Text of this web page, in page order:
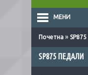
МЕНИ
Почетна »
SP875 ПЕДАЛИ